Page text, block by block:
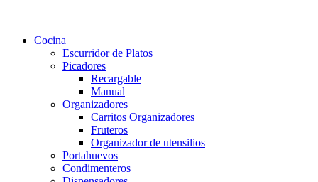
Cocina
Escurridor de Platos
Picadores
Recargable
Manual
Organizadores
Carritos Organizadores
Fruteros
Organizador de utensilios
Portahuevos
Condimenteros